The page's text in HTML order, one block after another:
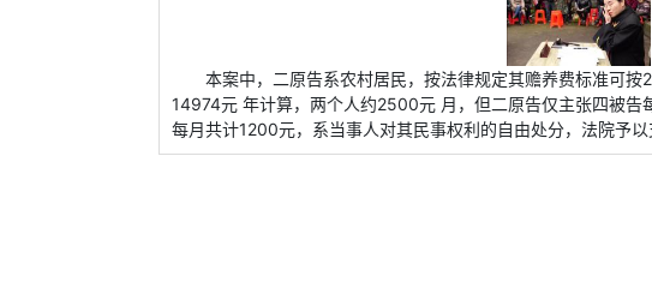
本案中，二原告系农村居民，按法律规定其赡养费标准可
14974元 年计算，两个人约2500元 月，但二原告仅主张四被
每月共计1200元，系当事人对其民事权利的自由处分，法院予以